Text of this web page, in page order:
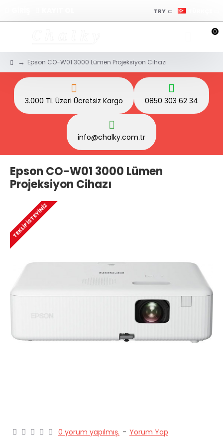
TRY
0
Epson CO-W01 3000 Lümen Projeksiyon Cihazı
3.000 TL Üzeri Ücretsiz Kargo 0850 303 62 34
info@chalky.com.tr
Epson CO-W01 3000 Lümen
Projeksiyon Cihazı
TEKLIF İSTEYINIZ
0 yorum yapılmış. - Yorum Yap